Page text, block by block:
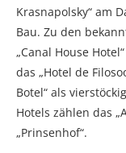
Krasnapolsky“ am
Bau. Zu den
„Canal House
das „Hotel de
Botel“ als
Hotels zählen das
„Prinsenhof“.